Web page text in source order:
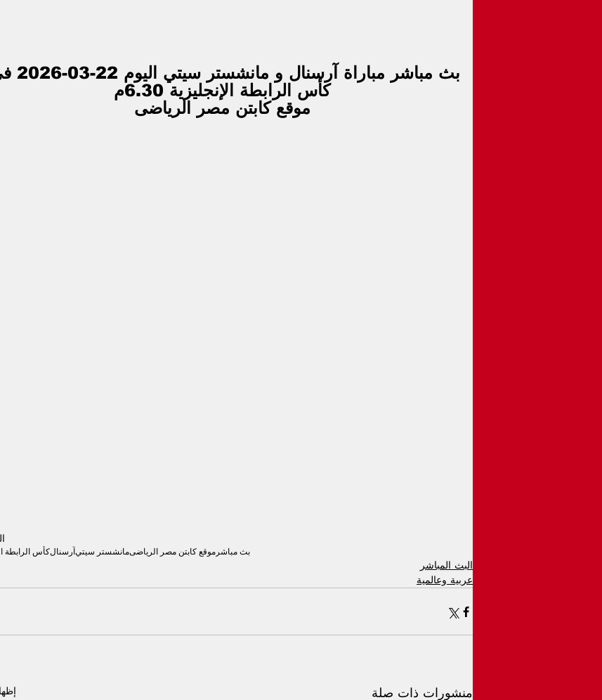
بث مباشر مباراة
كأس الرابطة الإنجليزية 6.30م
موقع كابتن مصر الرياضى
بث مباشرموقع كابتن مصر الرياضىمانشستر سيتيآرسنالكأس الرابطة
البث المباشر
عربية وعالمية
منشورات ذات صلة